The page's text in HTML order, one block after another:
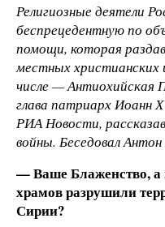
Религиозные деятели
беспрецедентную по
помощи, которая
местных христианских
числе — Антиохийская
глава патриарх Иоанн
РИА Новости,
войны. Беседовал
— Ваше Блаженство, а
храмов разрушили
Сирии?